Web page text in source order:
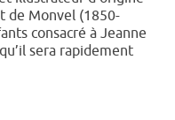
de Monvel (1850-
consa­cré à Jeanne
sera rapidement